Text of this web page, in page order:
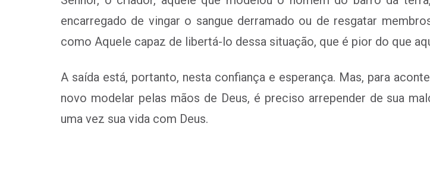
encarregado de vingar o sangue derramado ou de resgatar
como Aquele capaz de libertá-lo dessa situação, que é pior do que
A saída está, portanto, nesta confiança e esperança. Mas, para
novo modelar pelas mãos de Deus, é preciso arrepender de sua
uma vez sua vida com Deus.